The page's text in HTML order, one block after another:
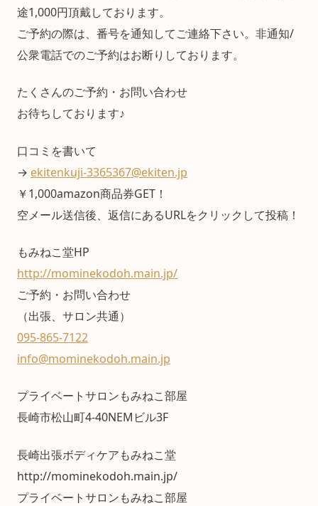
途1,000円頂戴しております。
ご予約の際は、番号を通知してご連絡下さい。非通知/
公衆電話でのご予約はお断りしております。
たくさんのご予約・お問い合わせ
お待ちしております♪
口コミを書いて
→ ekitenkuji-3365367@ekiten.jp
￥1,000amazon商品券GET！
空メール送信後、返信にあるURLをクリックして投稿！
もみねこ堂HP
http://mominekodoh.main.jp/
ご予約・お問い合わせ
（出張、サロン共通）
095-865-7122
info@mominekodoh.main.jp
プライベートサロンもみねこ部屋
長崎市松山町4-40NEMビル3F
長崎出張ボディケアもみねこ堂
http://mominekodoh.main.jp/
プライベートサロンもみねこ部屋